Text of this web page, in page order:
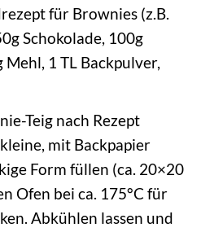
für Brownies (z.B.
Schokolade, 100g
Mehl, 1 TL Backpulver,
Teig nach Rezept
mit Backpapier
Form füllen (ca. 20×20
Ofen bei ca. 175°C für
Abkühlen lassen und